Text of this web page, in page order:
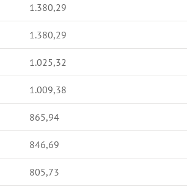
1.380,29
1.380,29
1.025,32
1.009,38
865,94
846,69
805,73